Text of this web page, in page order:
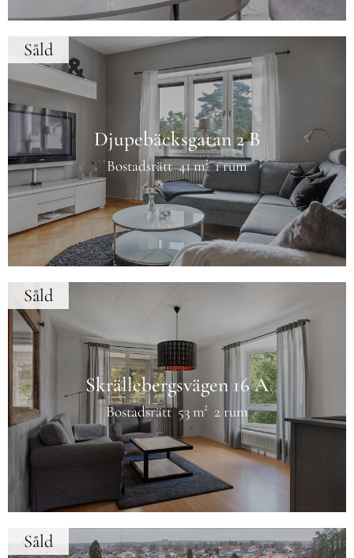
Djupebäcksgatan 2 B
Bostadsrätt 41 m² 1 rum
Såld
Skrällebergsvägen 16 A
Bostadsrätt 53 m² 2 rum
Såld
Såld